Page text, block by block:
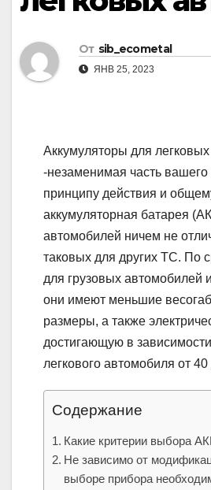
От sib_ecometal
ЯНВ 25, 2023
Аккумуляторы для
-незаменимая часть вашего
принципу действия и
аккумуляторная батарея
автомобилей ничем не
таковых для других ТС. По
для грузовых автомобилей
они имеют меньшие
размеры, а также
достигающую в
легкового автомобиля от
Содержание
Какие критерии выбора
Не зависимо от
выборе прибора